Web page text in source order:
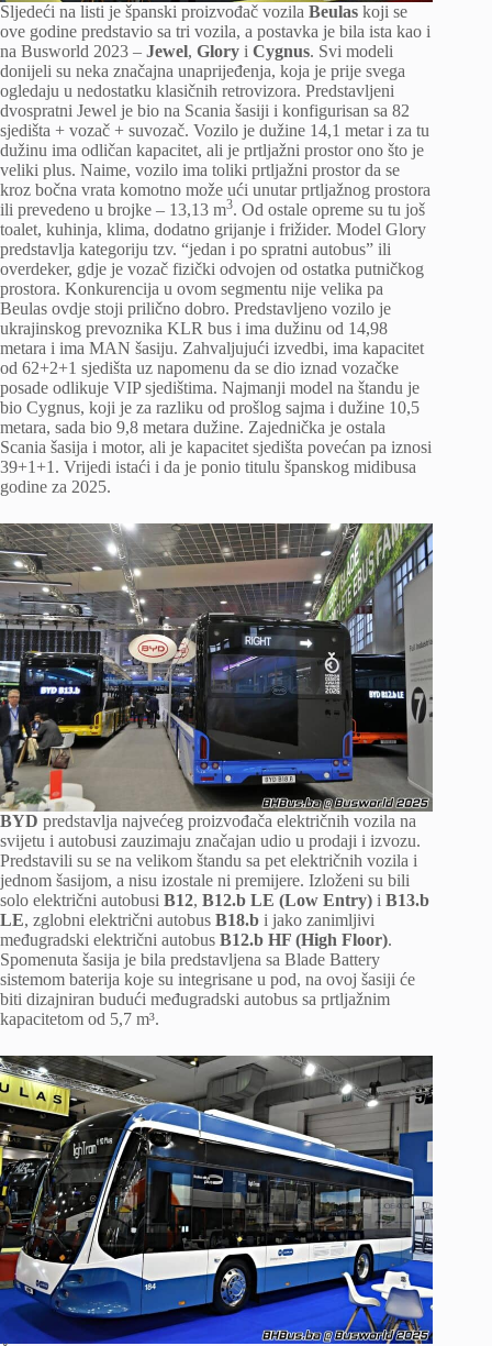
Sljedeći na listi je španski proizvođač vozila Beulas koji se
ove godine predstavio sa tri vozila, a postavka je bila ista kao i
na Busworld 2023 – Jewel, Glory i Cygnus. Svi modeli
donijeli su neka značajna unaprijeđenja, koja je prije svega
ogledaju u nedostatku klasičnih retrovizora. Predstavljeni
dvospratni Jewel je bio na Scania šasiji i konfigurisan sa 82
sjedišta + vozač + suvozač. Vozilo je dužine 14,1 metar i za tu
dužinu ima odličan kapacitet, ali je prtljažni prostor ono što je
veliki plus. Naime, vozilo ima toliki prtljažni prostor da se
kroz bočna vrata komotno može ući unutar prtljažnog prostora
ili prevedeno u brojke – 13,13 m3. Od ostale opreme su tu još
toalet, kuhinja, klima, dodatno grijanje i frižider. Model Glory
predstavlja kategoriju tzv. “jedan i po spratni autobus” ili
overdeker, gdje je vozač fizički odvojen od ostatka putničkog
prostora. Konkurencija u ovom segmentu nije velika pa
Beulas ovdje stoji prilično dobro. Predstavljeno vozilo je
ukrajinskog prevoznika KLR bus i ima dužinu od 14,98
metara i ima MAN šasiju. Zahvaljujući izvedbi, ima kapacitet
od 62+2+1 sjedišta uz napomenu da se dio iznad vozačke
posade odlikuje VIP sjedištima. Najmanji model na štandu je
bio Cygnus, koji je za razliku od prošlog sajma i dužine 10,5
metara, sada bio 9,8 metara dužine. Zajednička je ostala
Scania šasija i motor, ali je kapacitet sjedišta povećan pa iznosi
39+1+1. Vrijedi istaći i da je ponio titulu španskog midibusa
godine za 2025.
BYD predstavlja najvećeg proizvođača električnih vozila na
svijetu i autobusi zauzimaju značajan udio u prodaji i izvozu.
Predstavili su se na velikom štandu sa pet električnih vozila i
jednom šasijom, a nisu izostale ni premijere. Izloženi su bili
solo električni autobusi B12, B12.b LE (Low Entry) i B13.b
LE, zglobni električni autobus B18.b i jako zanimljivi
međugradski električni autobus B12.b HF (High Floor).
Spomenuta šasija je bila predstavljena sa Blade Battery
sistemom baterija koje su integrisane u pod, na ovoj šasiji će
biti dizajniran budući međugradski autobus sa prtljažnim
kapacitetom od 5,7 m³.